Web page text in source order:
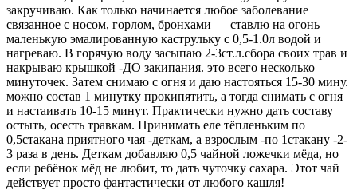
закручиваю. Как только начинается любое заболевание
связанное с носом, горлом, бронхами — ставлю на огонь
маленькую эмалированную каструльку с 0,5-1.0л водой и
нагреваю. В горячую воду засыпаю 2-3ст.л.сбора своих трав и
накрываю крышкой -ДО закипания. это всего несколько
минуточек. Затем снимаю с огня и даю настояться 15-30 мину.
можно состав 1 минутку прокипятить, а тогда снимать с огня
и настаивать 10-15 минут. Практически нужно дать составу
остыть, осесть травкам. Принимать еле тёпленьким по
0,5стакана приятного чая -деткам, а взрослым -по 1стакану -2-
3 раза в день. Деткам добавляю 0,5 чайной ложечки мёда, но
если ребёнок мёд не любит, то дать чуточку сахара. Этот чай
действует просто фантастически от любого кашля!